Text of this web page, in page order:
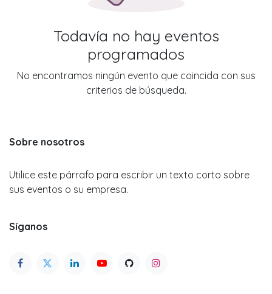
Todavía no hay eventos
programados
No encontramos ningún evento que coincida con sus
criterios de búsqueda.
Sobre nosotros
Utilice este párrafo para escribir un texto corto sobre
sus eventos o su empresa.
Síganos